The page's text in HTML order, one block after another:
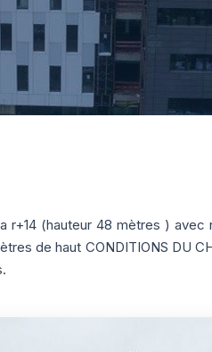
r+14 (hauteur 48 mètres )
de haut CONDITIONS DU